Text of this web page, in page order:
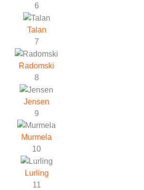
6
Talan
7
Radomski
8
Jensen
9
Murmela
10
Lurling
11